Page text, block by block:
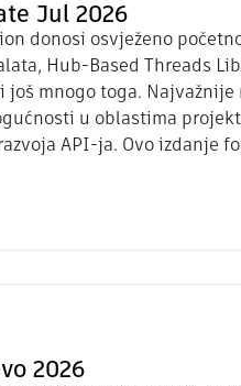
Jul 2026
donosi osvježeno
Hub-Based Threads
mnogo toga. Najvažnije
u oblastima
API-ja. Ovo izdanje
2026